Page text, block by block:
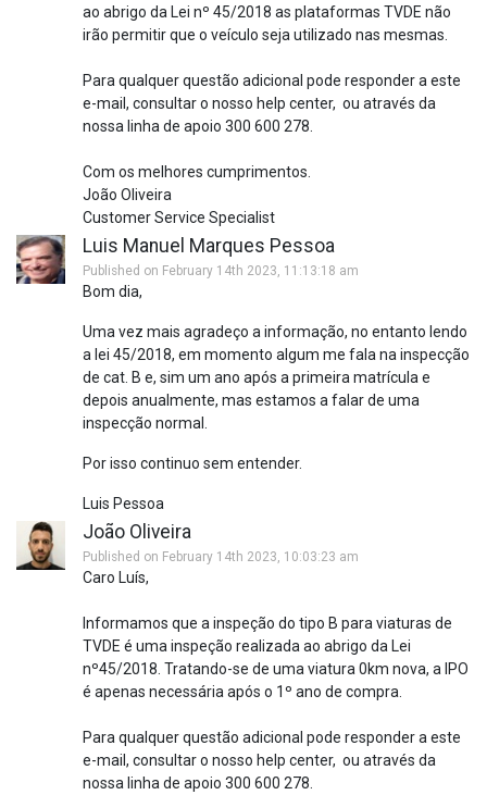
ao abrigo da Lei nº 45/2018 as plataformas TVDE não
irão permitir que o veículo seja utilizado nas mesmas.
Para qualquer questão adicional pode responder a este
e-mail, consultar o nosso help center, ou através da
nossa linha de apoio 300 600 278.
Com os melhores cumprimentos.
João Oliveira
Customer Service Specialist
Luis Manuel Marques Pessoa
Published on February 14th 2023, 11:13:18 am
Bom dia,
Uma vez mais agradeço a informação, no entanto lendo
a lei 45/2018, em momento algum me fala na inspecção
de cat. B e, sim um ano após a primeira matrícula e
depois anualmente, mas estamos a falar de uma
inspecção normal.
Por isso continuo sem entender.
Luis Pessoa
João Oliveira
Published on February 14th 2023, 10:03:23 am
Caro Luís,
Informamos que a inspeção do tipo B para viaturas de
TVDE é uma inspeção realizada ao abrigo da Lei
nº45/2018. Tratando-se de uma viatura 0km nova, a IPO
é apenas necessária após o 1º ano de compra.
Para qualquer questão adicional pode responder a este
e-mail, consultar o nosso help center, ou através da
nossa linha de apoio 300 600 278.